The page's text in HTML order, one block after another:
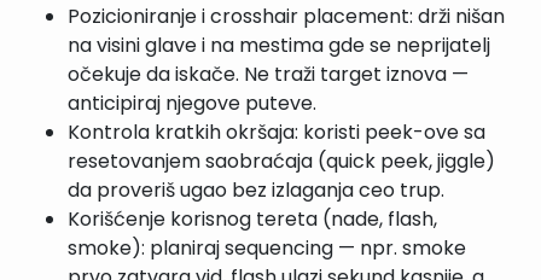
Pozicioniranje i crosshair placement: drži nišan
na visini glave i na mestima gde se neprijatelj
očekuje da iskače. Ne traži target iznova —
anticipiraj njegove puteve.
Kontrola kratkih okršaja: koristi peek-ove sa
resetovanjem saobraćaja (quick peek, jiggle)
da proveriš ugao bez izlaganja ceo trup.
Korišćenje korisnog tereta (nade, flash,
smoke): planiraj sequencing — npr. smoke